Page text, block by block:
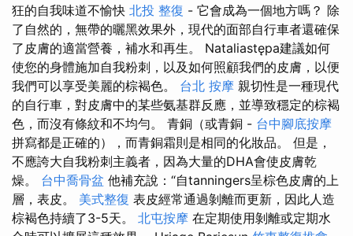
狂的自我味道不愉快 北投 整復 - 它會成為一個地方嗎？ 除
了自然的，無帶的曬黑效果外，現代的面部自行車者還確保
了皮膚的適當營養，補水和再生。 Nataliastępa建議如何
使您的身體施加自我粉刺，以及如何照顧我們的皮膚，以便
我們可以享受美麗的棕褐色。 台北 按摩 親切性是一種現代
的自行車，對皮膚中的某些氨基群反應，並導致穩定的棕褐
色，而沒有條紋和不均勻。 青銅（或青銅 - 台中腳底按摩
拼寫都是正確的），而青銅霜則是相同的化妝品。 但是，
不應誇大自我粉刺主義者，因為大量的DHA會使皮膚乾
燥。 台中喬骨盆 他補充說：“自tanningers呈棕色皮膚的上
層，表皮。 美式整復 表皮經常通過剝離而更新，因此人造
棕褐色持續了3-5天。 北屯按摩 在定期使用剝離或定期水